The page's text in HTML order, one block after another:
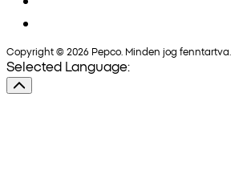
Copyright © 2026 Pepco. Minden jog fenntartva.
Selected Language: